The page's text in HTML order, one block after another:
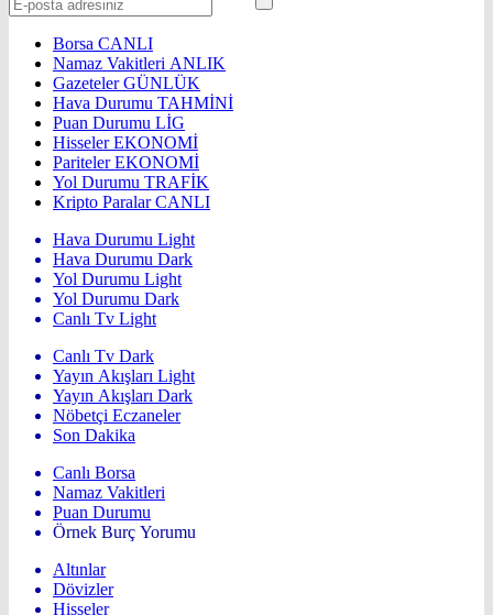
Borsa CANLI
Namaz Vakitleri ANLIK
GazetelerGÜNLÜK
Hava Durumu TAHMİNİ
Puan Durumu LİG
HisselerEKONOMİ
ParitelerEKONOMİ
Yol Durumu TRAFİK
Kripto ParalarCANLI
Hava Durumu Light
Hava Durumu Dark
Yol Durumu Light
Yol Durumu Dark
Canlı Tv Light
Canlı Tv Dark
Yayın Akışları Light
Yayın Akışları Dark
Nöbetçi Eczaneler
Son Dakika
Canlı Borsa
Namaz Vakitleri
Puan Durumu
Örnek Burç Yorumu
Altınlar
Dövizler
Hisseler